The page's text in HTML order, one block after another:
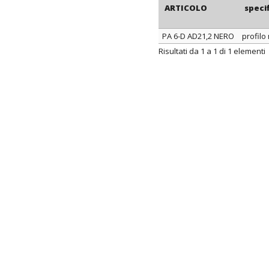
ARTICOLO
ARTICOLO
PA 6-D AD21,2 NERO profilo
Risultati da 1 a 1 di 1 elementi